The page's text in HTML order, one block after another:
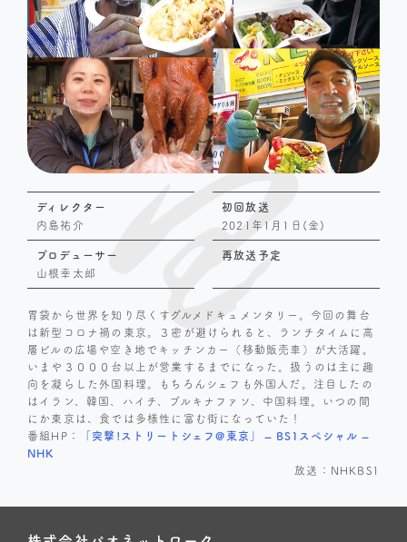
ディレクター
内島祐介
初回放送
2021年1月1日(金)
プロデューサー
山根幸太郎
再放送予定
胃袋から世界を知り尽くすグルメドキュメンタリー。今回の舞台
は新型コロナ禍の東京。３密が避けられると、ランチタイムに高
層ビルの広場や空き地でキッチンカー（移動販売車）が大活躍。
いまや３０００台以上が営業するまでになった。扱うのは主に趣
向を凝らした外国料理。もちろんシェフも外国人だ。注目したの
はイラン、韓国、ハイチ、ブルキナファソ、中国料理。いつの間
にか東京は、食では多様性に富む街になっていた！
番組HP：
「突撃!ストリートシェフ@東京」 – BS1スペシャル –
NHK
放送：NHKBS1